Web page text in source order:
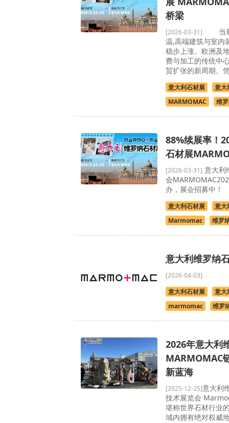
桥梁
[2026-03-31]
当前
温,高端建筑与室内
稳步上涨。欧洲及
费与加工的传统中
贸扩张的新周期。
意大利石材展
意大
MARMOMAC
维
88%续展率！
石材展
[2026-03-31] 意大利
会
办，展会招募中！
意大利石材展
意大
Marmomac
维罗
意大利维罗纳
[2026-04-03]
意大利石材展
意大
marmomac
维罗
2026年意大利
MARMOMAC
新蓝海
[2025-12-25]意大利
技术展览会
堪称世界石材行业
域内拥有绝对权威